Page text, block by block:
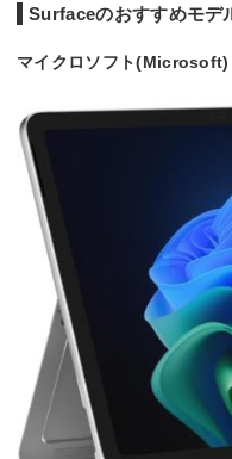
Surfaceのおすすめモデ
マイクロソフト